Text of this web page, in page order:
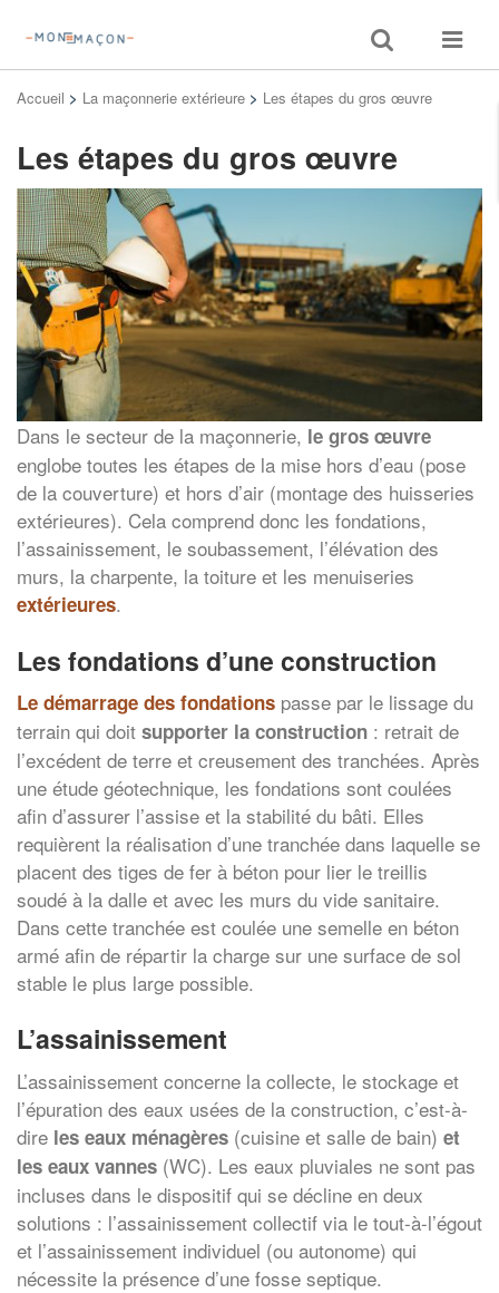
Toggle
search
Toggle
Accueil > La maçonnerie extérieure > Les étapes du gros œuvre
Les étapes du gros œuvre
Dans le secteur de la maçonnerie, le gros œuvre
englobe toutes les étapes de la mise hors d’eau (pose
de la couverture) et hors d’air (montage des huisseries
extérieures). Cela comprend donc les fondations,
l’assainissement, le soubassement, l’élévation des
murs, la charpente, la toiture et les menuiseries
extérieures.
Les fondations d’une construction
Le démarrage des fondations passe par le lissage du
terrain qui doit supporter la construction : retrait de
l’excédent de terre et creusement des tranchées. Après
une étude géotechnique, les fondations sont coulées
afin d’assurer l’assise et la stabilité du bâti. Elles
requièrent la réalisation d’une tranchée dans laquelle se
placent des tiges de fer à béton pour lier le treillis
soudé à la dalle et avec les murs du vide sanitaire.
Dans cette tranchée est coulée une semelle en béton
armé afin de répartir la charge sur une surface de sol
stable le plus large possible.
L’assainissement
L’assainissement concerne la collecte, le stockage et
l’épuration des eaux usées de la construction, c’est-à-
dire les eaux ménagères (cuisine et salle de bain) et
les eaux vannes (WC). Les eaux pluviales ne sont pas
incluses dans le dispositif qui se décline en deux
solutions : l’assainissement collectif via le tout-à-l’égout
et l’assainissement individuel (ou autonome) qui
nécessite la présence d’une fosse septique.